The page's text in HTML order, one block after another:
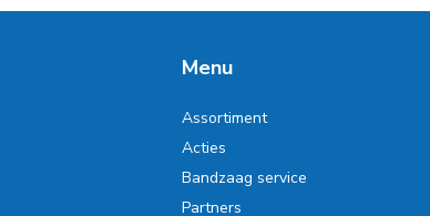
Menu
Assortiment
Acties
Bandzaag service
Partners